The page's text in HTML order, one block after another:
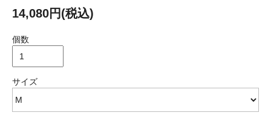
14,080円(税込)
個数
サイズ